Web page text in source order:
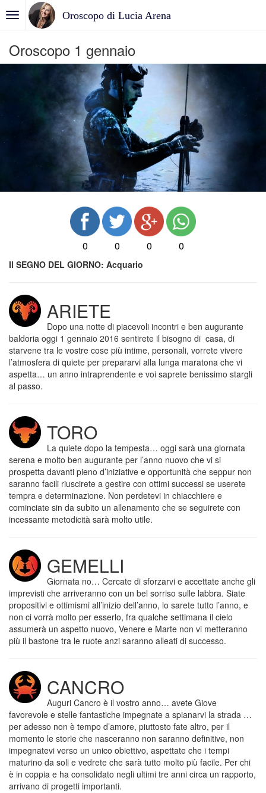
Oroscopo di Lucia Arena
Oroscopo 1 gennaio
0 0 0 0
Il SEGNO DEL GIORNO: Acquario
ARIETE
Dopo una notte di piacevoli incontri e ben augurante
baldoria oggi 1 gennaio 2016 sentirete il bisogno di casa, di
starvene tra le vostre cose più intime, personali, vorrete vivere
l’atmosfera di quiete per prepararvi alla lunga maratona che vi
aspetta… un anno intraprendente e voi saprete benissimo stargli
al passo.
TORO
La quiete dopo la tempesta… oggi sarà una giornata
serena e molto ben augurante per l’anno nuovo che vi si
prospetta davanti pieno d’iniziative e opportunità che seppur non
saranno facili riuscirete a gestire con ottimi successi se userete
tempra e determinazione. Non perdetevi in chiacchiere e
cominciate sin da subito un allenamento che se seguirete con
incessante metodicità sarà molto utile.
GEMELLI
Giornata no… Cercate di sforzarvi e accettate anche gli
imprevisti che arriveranno con un bel sorriso sulle labbra. Siate
propositivi e ottimismi all’inizio dell’anno, lo sarete tutto l’anno, e
non ci vorrà molto per esserlo, fra qualche settimana il cielo
assumerà un aspetto nuovo, Venere e Marte non vi metteranno
più il bastone tra le ruote anzi saranno alleati di successo.
CANCRO
Auguri Cancro è il vostro anno… avete Giove
favorevole e stelle fantastiche impegnate a spianarvi la strada …
per adesso non è tempo d’amore, piuttosto fate altro, per il
momento le storie che nasceranno non saranno definitive, non
impegnatevi verso un unico obiettivo, aspettate che i tempi
maturino da soli e vedrete che sarà tutto molto più facile. Per chi
è in coppia e ha consolidato negli ultimi tre anni circa un rapporto,
arrivano di progetti importanti.